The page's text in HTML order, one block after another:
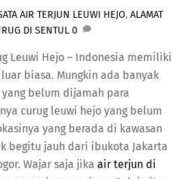
AIR TERJUN LEUWI HEJO,ALAMAT
DI SENTUL 0
Leuwi Hejo – Indonesia memiliki
biasa. Mungkin ada banyak
belum dijamah para
curug leuwi hejo yang belum
yang berada di kawasan
begitu jauh dari ibukota Jakarta
Wajar saja jikaair terjun di